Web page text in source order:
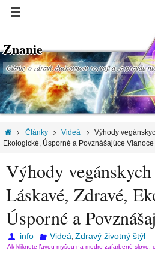
Znanie
Články o zdraví, duchovnom rozvoji a za pravdu
Články Videá
Výhody
Ekologické, Úsporné a Povznášajúce Vianoce
Výhody
Láskavé, Zdravé,
Úsporné a
info Videá Zdravý životný štýl
Ak kliknete ľavou myšou na modro zafarbené slovo,